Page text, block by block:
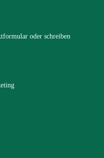
oder schreiben